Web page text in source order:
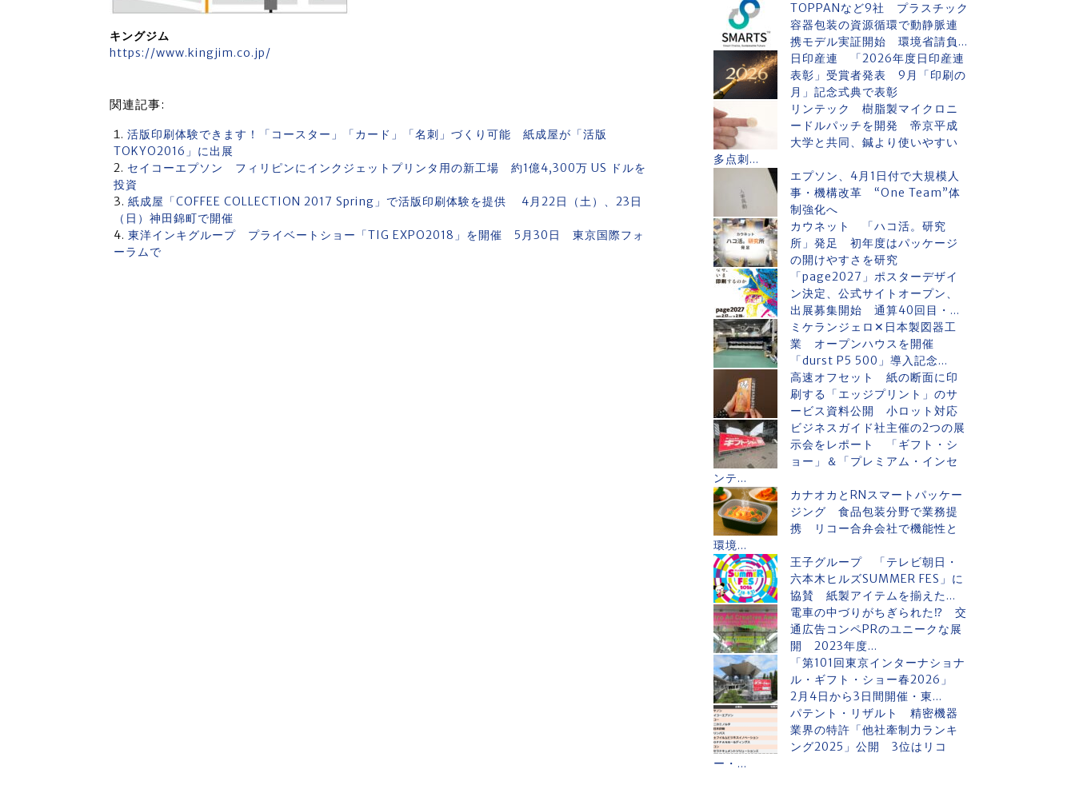
キングジム
https://www.kingjim.co.jp/
関連記事:
活版印刷体験できます！「コースター」「カード」「名刺」づくり可能 紙成屋が「活版
TOKYO2016」に出展
セイコーエプソン フィリピンにインクジェットプリンタ用の新工場 約1億4,300万 US ドルを
投資
紙成屋「COFFEE COLLECTION 2017 Spring」で活版印刷体験を提供 4月22日（土）、23日
（日）神田錦町で開催
東洋インキグループ プライベートショー「TIG EXPO2018」を開催 5月30日 東京国際フォ
ーラムで
TOPPANなど9社 プラスチック
容器包装の資源循環で動静脈連
携モデル実証開始 環境省請負...
日印産連 「2026年度日印産連
表彰」受賞者発表 9月「印刷の
月」記念式典で表彰
リンテック 樹脂製マイクロニ
ードルパッチを開発 帝京平成
大学と共同、鍼より使いやすい
多点刺...
エプソン、4月1日付で大規模人
事・機構改革 “One Team”体
制強化へ
カウネット 「ハコ活。研究
所」発足 初年度はパッケージ
の開けやすさを研究
「page2027」ポスターデザイ
ン決定、公式サイトオープン、
出展募集開始 通算40回目・...
ミケランジェロ✕日本製図器工
業 オープンハウスを開催
「durst P5 500」導入記念...
高速オフセット 紙の断面に印
刷する「エッジプリント」のサ
ービス資料公開 小ロット対応
ビジネスガイド社主催の2つの展
示会をレポート 「ギフト・シ
ョー」＆「プレミアム・インセ
ンテ...
カナオカとRNスマートパッケー
ジング 食品包装分野で業務提
携 リコー合弁会社で機能性と
環境...
王子グループ 「テレビ朝日・
六本木ヒルズSUMMER FES」に
協賛 紙製アイテムを揃えた...
電車の中づりがちぎられた⁉ 交
通広告コンペPRのユニークな展
開 2023年度...
「第101回東京インターナショナ
ル・ギフト・ショー春2026」
2月4日から3日間開催・東...
パテント・リザルト 精密機器
業界の特許「他社牽制力ランキ
ング2025」公開 3位はリコ
ー・...